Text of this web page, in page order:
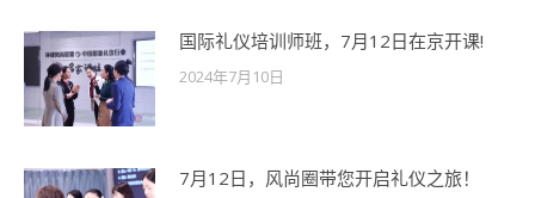
国际礼仪培训师班，7月12日在京开课!
2024年7月10日
7月12日，风尚圈带您开启礼仪之旅！